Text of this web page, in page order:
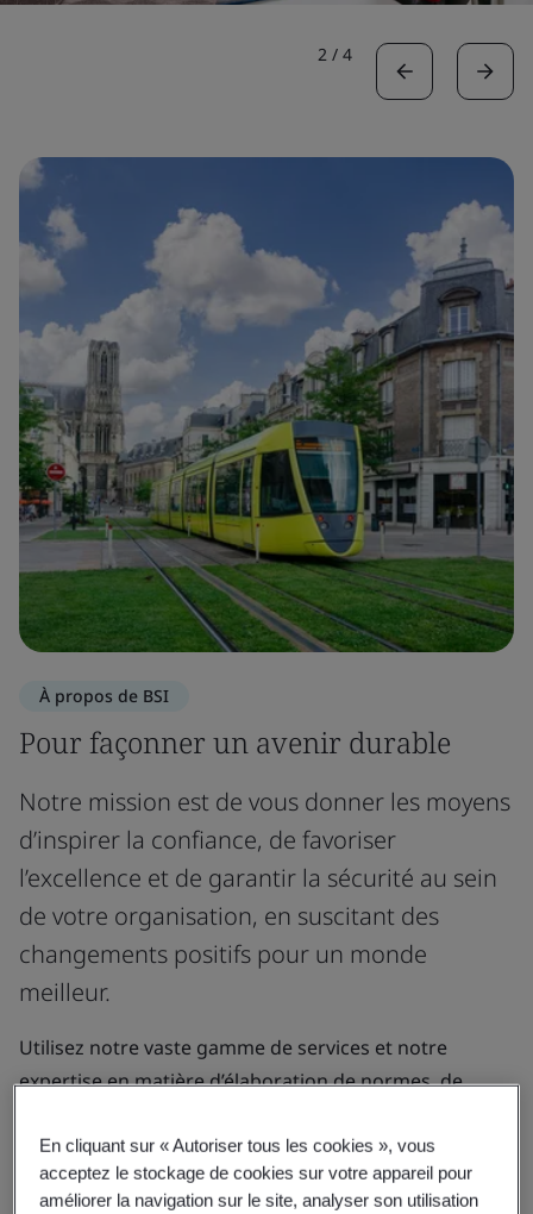
2 / 4
À propos de BSI
Pour façonner un avenir durable
Notre mission est de vous donner les moyens
d’inspirer la confiance, de favoriser
l’excellence et de garantir la sécurité au sein
de votre organisation, en suscitant des
changements positifs pour un monde
meilleur.
Utilisez notre vaste gamme de services et notre
expertise en matière d’élaboration de normes, de
Pour en savoir plus
En cliquant sur « Autoriser tous les cookies », vous
acceptez le stockage de cookies sur votre appareil pour
améliorer la navigation sur le site, analyser son utilisation